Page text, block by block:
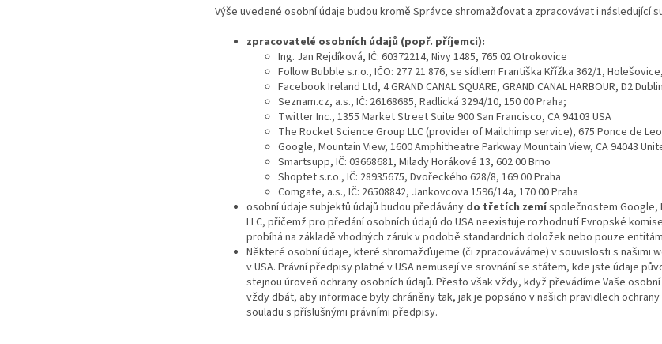
Výše uvedené osobní údaje budou kromě Správce shromažďovat a zpracovávat i následující
zpracovatelé osobních údajů (popř. příjemci):
Ing. Jan Rejdíková, IČ: 60372214, Nivy 1485, 765 02 Otrokovice
Follow Bubble s.r.o., IČO: 277 21 876, se sídlem Františka Křížka 362/1,
Facebook Ireland Ltd, 4 GRAND CANAL SQUARE, GRAND CANAL HARBOUR, D2
Seznam.cz, a.s., IČ: 26168685, Radlická 3294/10, 150 00 Praha;
Twitter Inc., 1355 Market Street Suite 900 San Francisco, CA 94103 USA
The Rocket Science Group LLC (provider of Mailchimp service), 675 Ponce de
Google, Mountain View, 1600 Amphitheatre Parkway Mountain View, CA 94043
Smartsupp, IČ: 03668681, Milady Horákové 13, 602 00 Brno
Shoptet s.r.o., IČ: 28935675, Dvořeckého 628/8, 169 00 Praha
Comgate, a.s., IČ: 26508842, Jankovcova 1596/14a, 170 00 Praha
osobní údaje subjektů údajů budou předávány do třetích zemíspolečnostem Google,
LLC, přičemž pro předání osobních údajů do USA neexistuje rozhodnutí Evropské
probíhá na základě vhodných záruk v podobě standardních doložek nebo pouze
Některé osobní údaje, které shromažďujeme (či zpracováváme) v souvislosti s našimi
v USA. Právní předpisy platné v USA nemusejí ve srovnání se státem, kde jste údaje
stejnou úroveň ochrany osobních údajů. Přesto však vždy, když převádíme Vaše
vždy dbát, aby informace byly chráněny tak, jak je popsáno v našich pravidlech
souladu s příslušnými právními předpisy.